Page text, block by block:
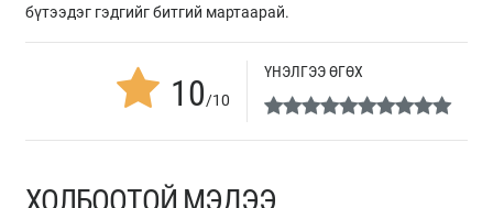
бүтээдэг гэдгийг битгий мартаарай.
10/10
ҮНЭЛГЭЭ ӨГӨХ